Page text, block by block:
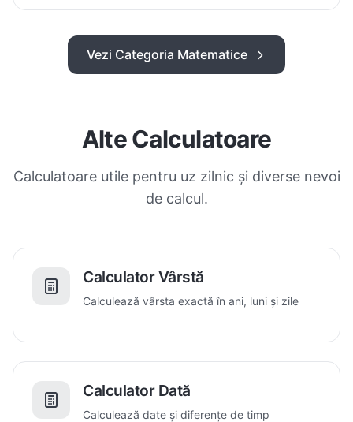
Vezi Categoria Matematice
Alte Calculatoare
Calculatoare utile pentru uz zilnic și diverse nevoi
de calcul.
Calculator Vârstă
Calculează vârsta exactă în ani, luni și zile
Calculator Dată
Calculează date și diferențe de timp